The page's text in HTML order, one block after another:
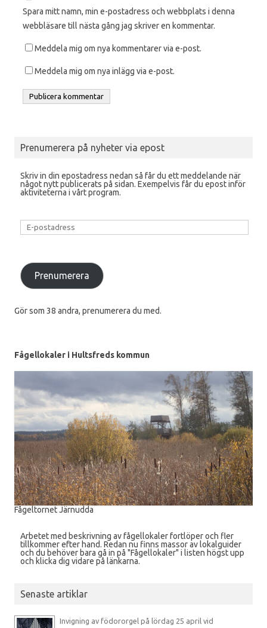
Spara mitt namn, min e-postadress och webbplats i denna
webbläsare till nästa gång jag skriver en kommentar.
Meddela mig om nya kommentarer via e-post.
Meddela mig om nya inlägg via e-post.
Prenumerera på nyheter via epost
Skriv in din epostadress nedan så får du ett meddelande när
något nytt publicerats på sidan. Exempelvis får du epost inför
aktiviteterna i vårt program.
E-
postadress
Prenumerera
Gör som 38 andra, prenumerera du med.
Fågellokaler i Hultsfreds kommun
Fågeltornet Järnudda
Arbetet med beskrivning av fågellokaler fortlöper och fler
tillkommer efter hand. Redan nu finns massor av lokalguider
och du behöver bara gå in på "Fågellokaler" i listen högst upp
och klicka dig vidare på länkarna.
Senaste artiklar
Invigning av födororgel på lördag 25 april vid